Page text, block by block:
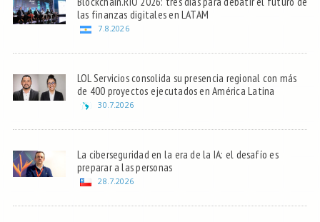
las finanzas digitales en LATAM
7.8.2026
LOL Servicios consolida su presencia regional con más
de 400 proyectos ejecutados en América Latina
30.7.2026
La ciberseguridad en la era de la IA: el desafío es
preparar a las personas
28.7.2026